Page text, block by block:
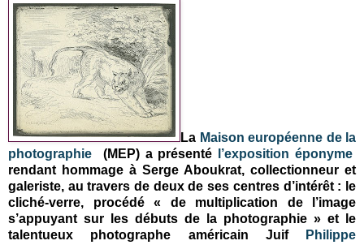
La Maison européenne de la
photographie (MEP) a présenté
l’exposition éponyme
rendant hommage à Serge Aboukrat, collectionneur et
galeriste, au travers de deux de ses centres d’intérêt : le
cliché-verre, procédé « de multiplication de l’image
s’appuyant sur les débuts de la photographie » et le
talentueux photographe américain Juif
Philippe